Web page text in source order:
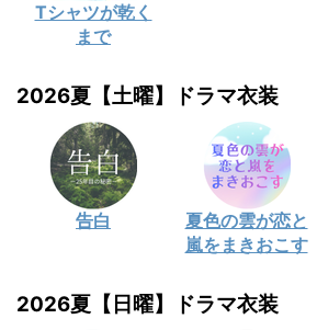
Tシャツが乾く
まで
2026夏【土曜】ドラマ衣装
告白
夏色の雲が恋と
嵐をまきおこす
2026夏【日曜】ドラマ衣装